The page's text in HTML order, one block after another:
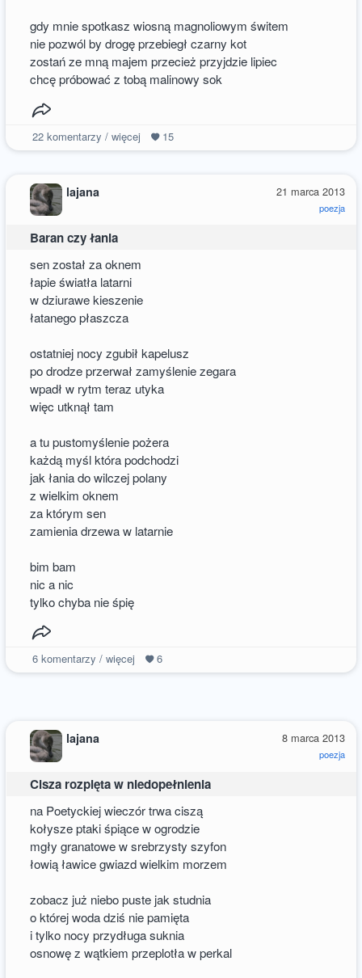
gdy mnie spotkasz wiosną magnoliowym świtem
nie pozwól by drogę przebiegł czarny kot
zostań ze mną majem przecież przyjdzie lipiec
chcę próbować z tobą malinowy sok
22komentarzy / więcej 15
21 marca 2013
poezja
lajana
Baran czy łania
sen został za oknem
łapie światła latarni
w dziurawe kieszenie
łatanego płaszcza
ostatniej nocy zgubił kapelusz
po drodze przerwał zamyślenie zegara
wpadł w rytm teraz utyka
więc utknął tam
a tu pustomyślenie pożera
każdą myśl która podchodzi
jak łania do wilczej polany
z wielkim oknem
za którym sen
zamienia drzewa w latarnie
bim bam
nic a nic
tylko chyba nie śpię
6komentarzy / więcej 6
8 marca 2013
poezja
lajana
Cisza rozpięta w niedopełnienia
na Poetyckiej wieczór trwa ciszą
kołysze ptaki śpiące w ogrodzie
mgły granatowe w srebrzysty szyfon
łowią ławice gwiazd wielkim morzem
zobacz już niebo puste jak studnia
o której woda dziś nie pamięta
i tylko nocy przydługa suknia
osnowę z wątkiem przeplotła w perkal